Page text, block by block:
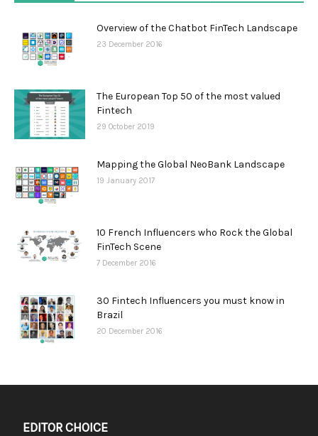
Overview of the Chatbot FinTech Landscape
23 December 2016
The European Top 50 of the most valued
Fintech
29 October 2019
Mapping the Global NeoBank Landscape
19 January 2017
10 French Influencers who Rock the Global
FinTech Scene
7 December 2016
30 Fintech Influencers you must know in
Brazil
20 December 2016
EDITOR CHOICE